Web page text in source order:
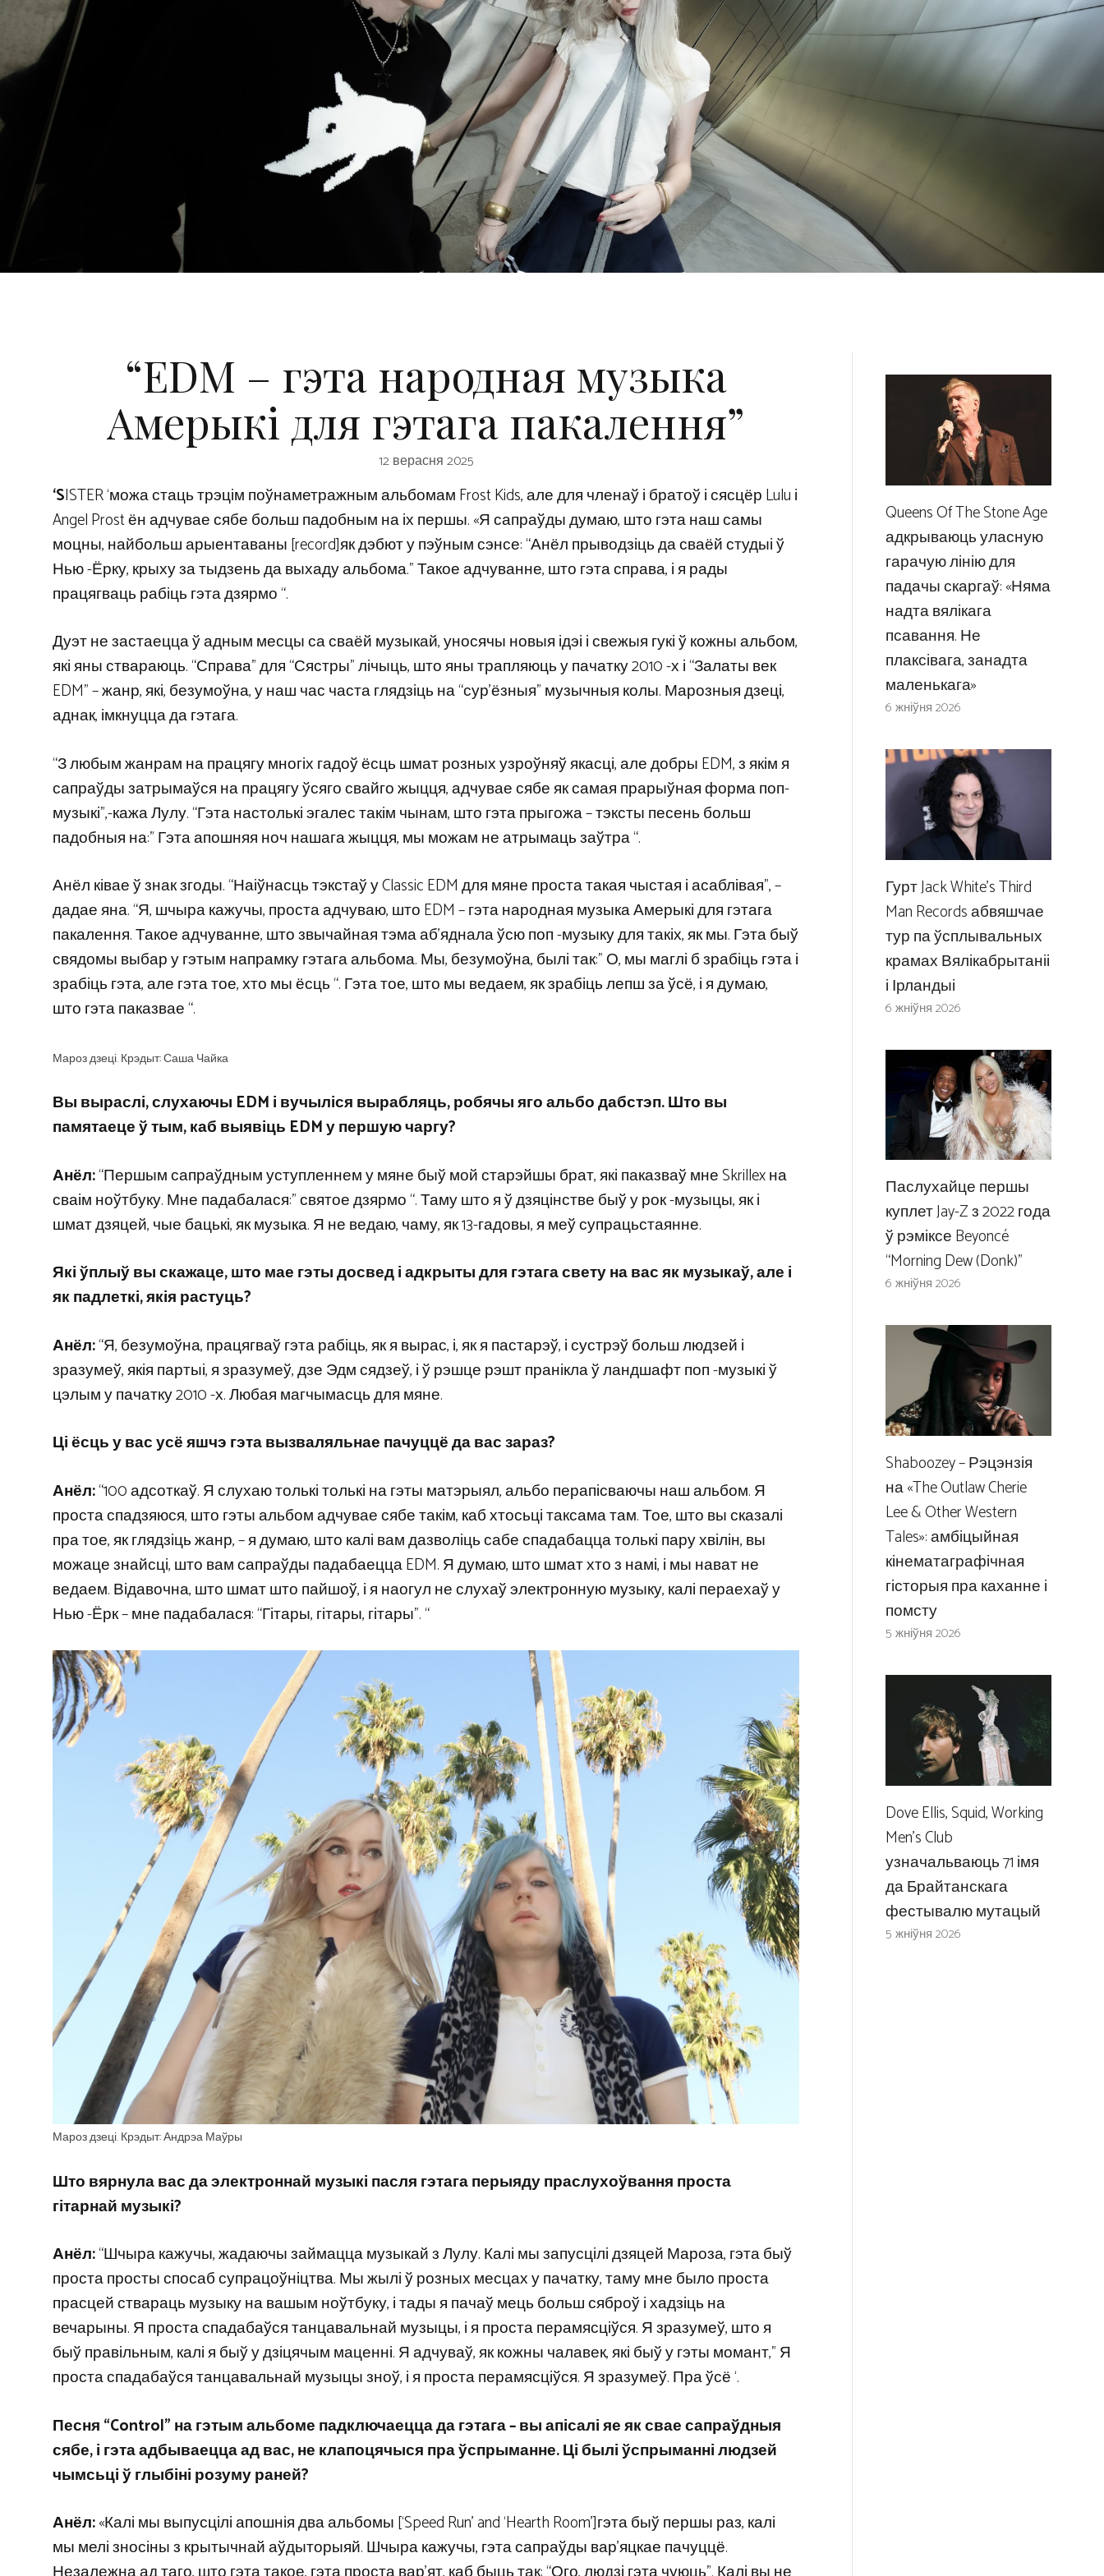
“EDM – гэта народная музыка
Амерыкі для гэтага пакалення”
12 верасня 2025
‘SISTER ‘можа стаць трэцім поўнаметражным альбомам Frost Kids, але для членаў і братоў і сясцёр Lulu і
Angel Prost ён адчувае сябе больш падобным на іх першы. «Я сапраўды думаю, што гэта наш самы
моцны, найбольш арыентаваны [record]як дэбют у пэўным сэнсе: “Анёл прыводзіць да сваёй студыі ў
Нью -Ёрку, крыху за тыдзень да выхаду альбома.” Такое адчуванне, што гэта справа, і я рады
працягваць рабіць гэта дзярмо “.
Дуэт не застаецца ў адным месцы са сваёй музыкай, уносячы новыя ідэі і свежыя гукі ў кожны альбом,
які яны ствараюць. “Справа” для “Сястры” лічыць, што яны трапляюць у пачатку 2010 -х і “Залаты век
EDM” – жанр, які, безумоўна, у наш час часта глядзіць на “сур’ёзныя” музычныя колы. Марозныя дзеці,
аднак, імкнуцца да гэтага.
“З любым жанрам на працягу многіх гадоў ёсць шмат розных узроўняў якасці, але добры EDM, з якім я
сапраўды затрымаўся на працягу ўсяго свайго жыцця, адчувае сябе як самая прарыўная форма поп-
музыкі”,-кажа Лулу. “Гэта настолькі эгалес такім чынам, што гэта прыгожа – тэксты песень больш
падобныя на:” Гэта апошняя ноч нашага жыцця, мы можам не атрымаць заўтра “.
Анёл ківае ў знак згоды. “Наіўнасць тэкстаў у Classic EDM для мяне проста такая чыстая і асаблівая”, –
дадае яна. “Я, шчыра кажучы, проста адчуваю, што EDM – гэта народная музыка Амерыкі для гэтага
пакалення. Такое адчуванне, што звычайная тэма аб’яднала ўсю поп -музыку для такіх, як мы. Гэта быў
свядомы выбар у гэтым напрамку гэтага альбома. Мы, безумоўна, былі так:” О, мы маглі б зрабіць гэта і
зрабіць гэта, але гэта тое, хто мы ёсць “. Гэта тое, што мы ведаем, як зрабіць лепш за ўсё, і я думаю,
што гэта паказвае “.
Мароз дзеці. Крэдыт: Саша Чайка
Вы выраслі, слухаючы EDM і вучыліся вырабляць, робячы яго альбо дабстэп. Што вы
памятаеце ў тым, каб выявіць EDM у першую чаргу?
Анёл:“Першым сапраўдным уступленнем у мяне быў мой старэйшы брат, які паказваў мне Skrillex на
сваім ноўтбуку. Мне падабалася:” святое дзярмо “. Таму што я ў дзяцінстве быў у рок -музыцы, як і
шмат дзяцей, чые бацькі, як музыка. Я не ведаю, чаму, як 13-гадовы, я меў супрацьстаянне.
Які ўплыў вы скажаце, што мае гэты досвед і адкрыты для гэтага свету на вас як музыкаў, але і
як падлеткі, якія растуць?
Анёл:“Я, безумоўна, працягваў гэта рабіць, як я вырас, і, як я пастарэў, і сустрэў больш людзей і
зразумеў, якія партыі, я зразумеў, дзе Эдм сядзеў, і ў рэшце рэшт пранікла ў ландшафт поп -музыкі ў
цэлым у пачатку 2010 -х. Любая магчымасць для мяне.
Ці ёсць у вас усё яшчэ гэта вызваляльнае пачуццё да вас зараз?
Анёл:“100 адсоткаў. Я слухаю толькі толькі на гэты матэрыял, альбо перапісваючы наш альбом. Я
проста спадзяюся, што гэты альбом адчувае сябе такім, каб хтосьці таксама там. Тое, што вы сказалі
пра тое, як глядзіць жанр, – я думаю, што калі вам дазволіць сабе спадабацца толькі пару хвілін, вы
можаце знайсці, што вам сапраўды падабаецца EDM. Я думаю, што шмат хто з намі, і мы нават не
ведаем. Відавочна, што шмат што пайшоў, і я наогул не слухаў электронную музыку, калі пераехаў у
Нью -Ёрк – мне падабалася: “Гітары, гітары, гітары”. “
Мароз дзеці. Крэдыт: Андрэа Маўры
Што вярнула вас да электроннай музыкі пасля гэтага перыяду праслухоўвання проста
гітарнай музыкі?
Анёл:“Шчыра кажучы, жадаючы займацца музыкай з Лулу. Калі мы запусцілі дзяцей Мароза, гэта быў
проста просты спосаб супрацоўніцтва. Мы жылі ў розных месцах у пачатку, таму мне было проста
прасцей ствараць музыку на вашым ноўтбуку, і тады я пачаў мець больш сяброў і хадзіць на
вечарыны. Я проста спадабаўся танцавальнай музыцы, і я проста перамясціўся. Я зразумеў, што я
быў правільным, калі я быў у дзіцячым маценні. Я адчуваў, як кожны чалавек, які быў у гэты момант,” Я
проста спадабаўся танцавальнай музыцы зноў, і я проста перамясціўся. Я зразумеў. Пра ўсё ‘.
Песня “Control” на гэтым альбоме падключаецца да гэтага – вы апісалі яе як свае сапраўдныя
сябе, і гэта адбываецца ад вас, не клапоцячыся пра ўспрыманне. Ці былі ўспрыманні людзей
чымсьці ў глыбіні розуму раней?
Анёл:«Калі мы выпусцілі апошнія два альбомы [‘Speed Run’ and ‘Hearth Room’]гэта быў першы раз, калі
мы мелі зносіны з крытычнай аўдыторыяй. Шчыра кажучы, гэта сапраўды вар’яцкае пачуццё.
Queens Of The Stone Age
адкрываюць уласную
гарачую лінію для
падачы скаргаў: «Няма
надта вялікага
псавання. Не
плаксівага, занадта
маленькага»
6 жніўня 2026
Гурт Jack White’s Third
Man Records абвяшчае
тур па ўсплывальных
крамах Вялікабрытаніі
і Ірландыі
6 жніўня 2026
Паслухайце першы
куплет Jay-Z з 2022 года
ў рэміксе Beyoncé
“Morning Dew (Donk)”
6 жніўня 2026
Shaboozey – Рэцэнзія
на «The Outlaw Cherie
Lee & Other Western
Tales»: амбіцыйная
кінематаграфічная
гісторыя пра каханне і
помсту
5 жніўня 2026
Dove Ellis, Squid, Working
Men’s Club
узначальваюць 71 імя
да Брайтанскага
фестывалю мутацый
5 жніўня 2026